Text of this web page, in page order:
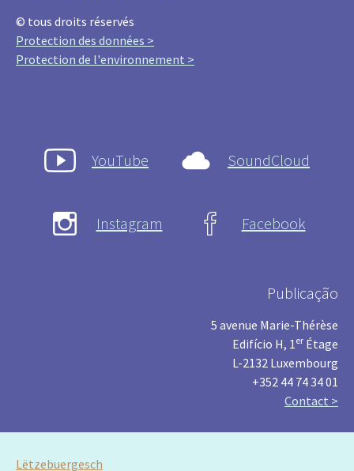
© tous droits réservés
Protection des données >
Protection de l'environnement >
YouTube SoundCloud
Instagram Facebook
Publicação
5 avenue Marie-Thérèse
Edifício H, 1 er Étage
L-2132 Luxembourg
+352 44 74 34 01
Contact >
Lëtzebuergesch